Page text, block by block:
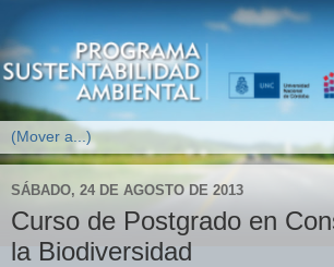
SÁBADO, 24 DE AGOSTO DE 2013
Curso de Postgrado en
la Biodiversidad